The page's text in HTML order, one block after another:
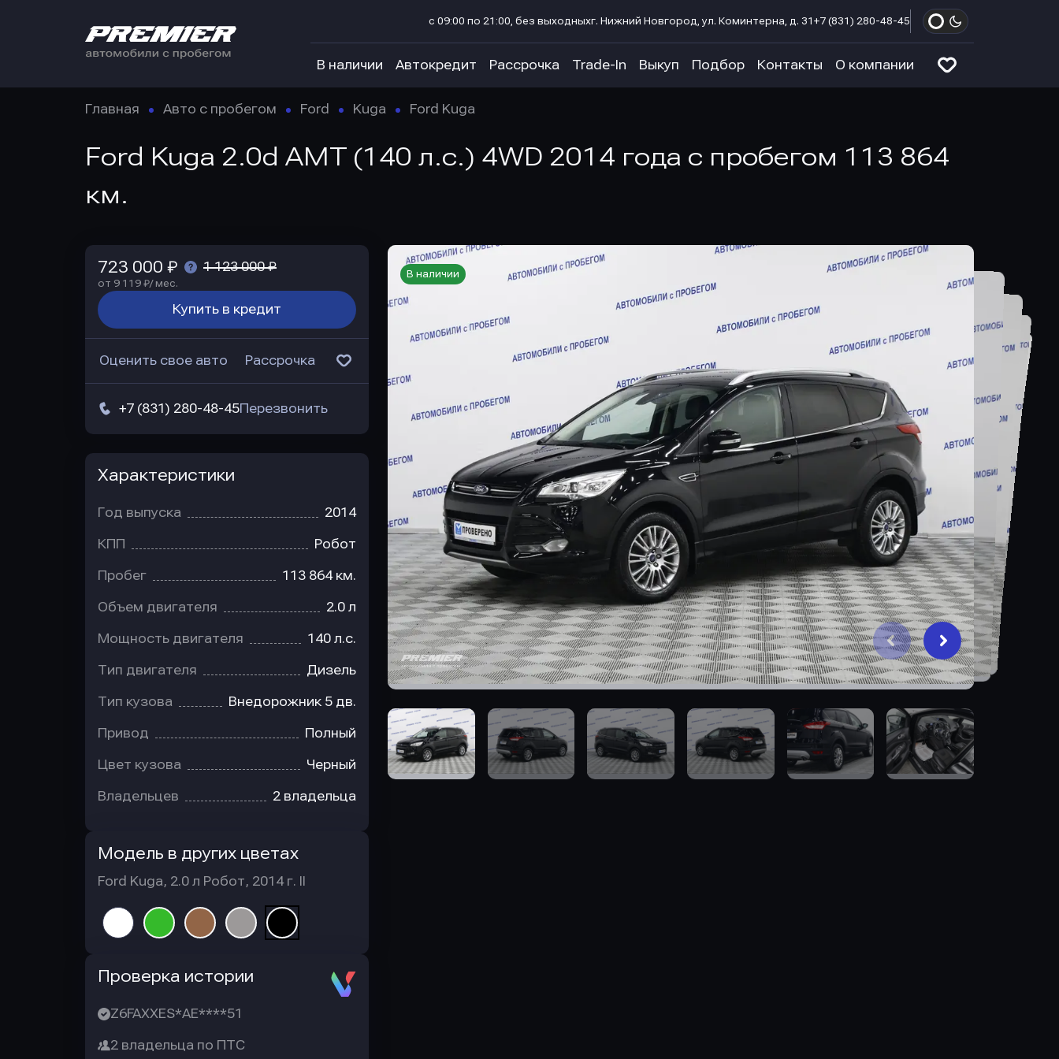
с 09:00 по 21:00, без выходныхг. Нижний Новгород, ул. Коминтерна, д. 31 +7 (831) 280-48-45
В наличии Автокредит Рассрочка Trade-In Выкуп Подбор Контакты О компании
Главная Авто с пробегом Ford Kuga Ford Kuga
Ford Kuga 2.0d AMT (140 л.с.) 4WD 2014 года с пробегом 113 864
км.
В наличии
723 000 ₽ 1 123 000 ₽
от 9 119 ₽/ мес.
Купить в кредит
Оценить свое авто Рассрочка
+7 (831) 280-48-45Перезвонить
Характеристики
Год выпуска 2014
КПП Робот
Пробег 113 864 км.
Объем двигателя 2.0 л
Мощность двигателя 140 л.с.
Тип двигателя Дизель
Тип кузова Внедорожник 5 дв.
Привод Полный
Цвет кузова Черный
Владельцев 2 владельца
Модель в других цветах
Ford Kuga, 2.0 л Робот, 2014 г. II
Проверка истории
Z6FAXXES*AE****51
2 владельца по ПТС